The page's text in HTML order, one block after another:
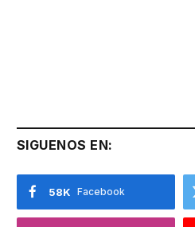
SIGUENOS EN:
Facebook
58K